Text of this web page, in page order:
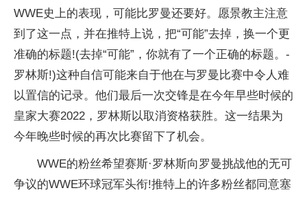
WWE史上的表现，可能比罗曼还要好。愿景教主注意
到了这一点，并在推特上说，把“可能”去掉，换一个更
准确的标题!(去掉“可能”，你就有了一个正确的标题。-
罗林斯!)这种自信可能来自于他在与罗曼比赛中令人难
以置信的记录。他们最后一次交锋是在今年早些时候的
皇家大赛2022，罗林斯以取消资格获胜。这一结果为
今年晚些时候的再次比赛留下了机会。
WWE的粉丝希望赛斯·罗林斯向罗曼挑战他的无可
争议的WWE环球冠军头衔!推特上的许多粉丝都同意塞